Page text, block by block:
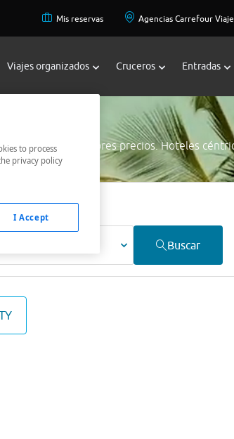
Mis reservas Agencias Carrefour
Viajes organizados Cruceros Entradas
Citya los mejores precios. Hoteles
al mejor precio.
Buscar
to process
privacy policy
I Accept